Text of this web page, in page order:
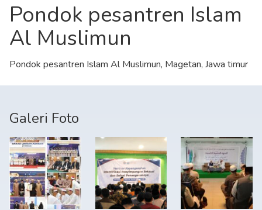
Pondok pesantren Islam
Al Muslimun
Pondok pesantren Islam Al Muslimun, Magetan, Jawa timur
Galeri Foto